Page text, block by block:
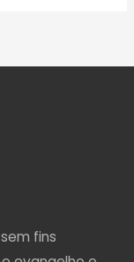
fins